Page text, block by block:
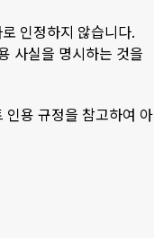
인정하지 않습니다.
사실을 명시하는 것을
인용 규정을 참고하여 아